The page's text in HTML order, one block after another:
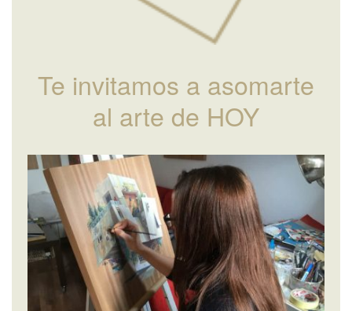
Te invitamos a asomarte
al arte de HOY